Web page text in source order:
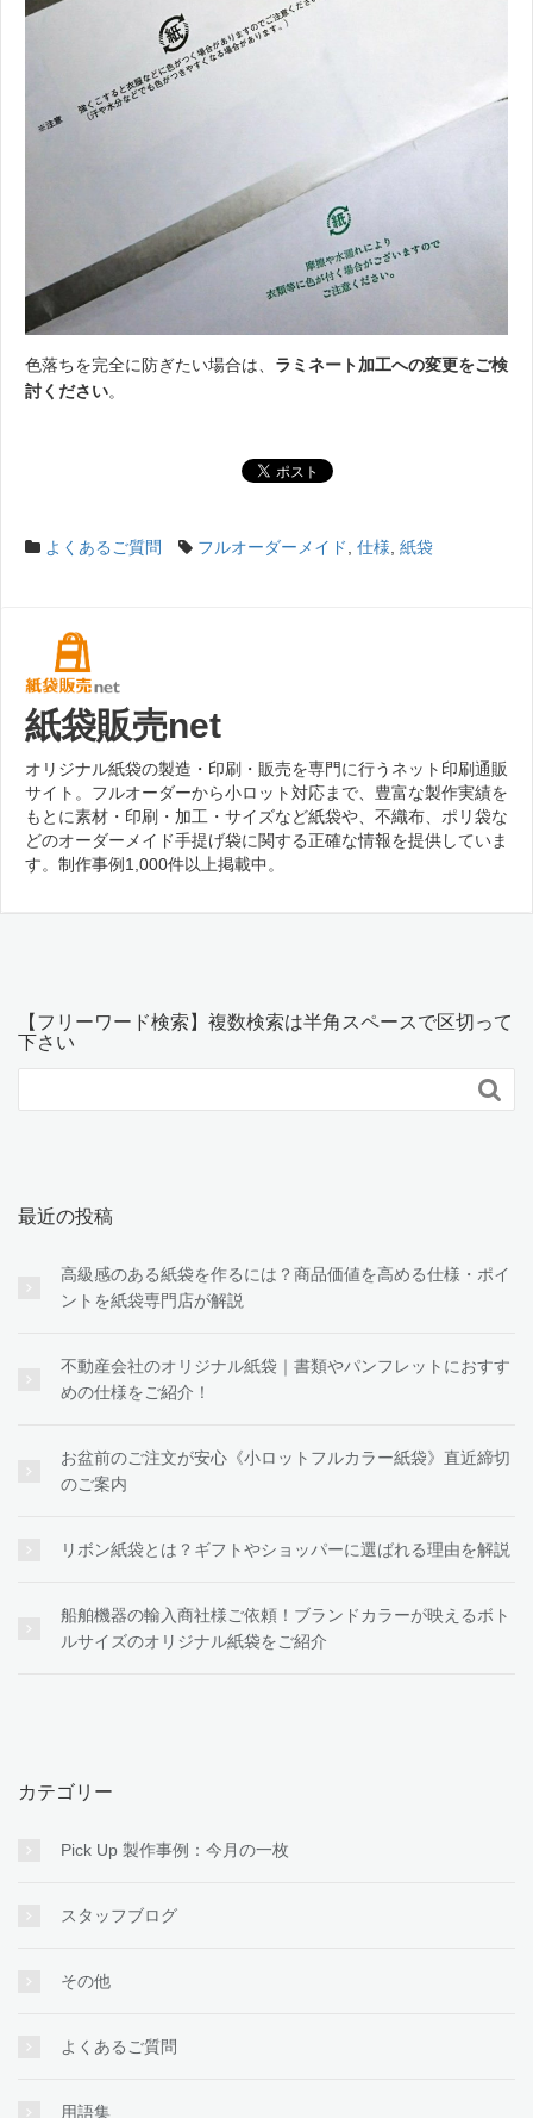
色落ちを完全に防ぎたい場合は、 ラミネート加工への変更をご検
討ください。
よくあるご質問 フルオーダーメイド 仕様 紙袋
紙袋販売net
オリジナル紙袋の製造・印刷・販売を専門に行うネット印刷通販
サイト。フルオーダーから小ロット対応まで、豊富な製作実績を
もとに素材・印刷・加工・サイズなど紙袋や、不織布、ポリ袋な
どのオーダーメイド手提げ袋に関する正確な情報を提供していま
す。制作事例1,000件以上掲載中。
【フリーワード検索】複数検索は半角スペースで区切って
下さい

最近の投稿
高級感のある紙袋を作るには？商品価値を高める仕様・ポイ
ントを紙袋専門店が解説
不動産会社のオリジナル紙袋｜書類やパンフレットにおすす
めの仕様をご紹介！
お盆前のご注文が安心《小ロットフルカラー紙袋》直近締切
のご案内
リボン紙袋とは？ギフトやショッパーに選ばれる理由を解説
船舶機器の輸入商社様ご依頼！ブランドカラーが映えるボト
ルサイズのオリジナル紙袋をご紹介
カテゴリー
Pick Up 製作事例：今月の一枚
スタッフブログ
その他
よくあるご質問
用語集